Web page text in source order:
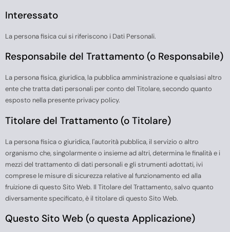
Interessato
La persona fisica cui si riferiscono i Dati Personali.
Responsabile del Trattamento (o Responsabile)
La persona fisica, giuridica, la pubblica amministrazione e qualsiasi altro
ente che tratta dati personali per conto del Titolare, secondo quanto
esposto nella presente privacy policy.
Titolare del Trattamento (o Titolare)
La persona fisica o giuridica, l'autorità pubblica, il servizio o altro
organismo che, singolarmente o insieme ad altri, determina le finalità e i
mezzi del trattamento di dati personali e gli strumenti adottati, ivi
comprese le misure di sicurezza relative al funzionamento ed alla
fruizione di questo Sito Web. Il Titolare del Trattamento, salvo quanto
diversamente specificato, è il titolare di questo Sito Web.
Questo Sito Web (o questa Applicazione)